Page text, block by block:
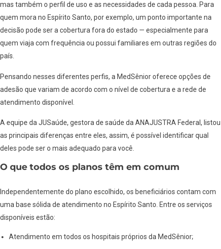
mas também o perfil de uso e as necessidades de cada pessoa. Para
quem mora no Espírito Santo, por exemplo, um ponto importante na
decisão pode ser a cobertura fora do estado — especialmente para
quem viaja com frequência ou possui familiares em outras regiões do
país.
Pensando nesses diferentes perfis, a MedSênior oferece opções de
adesão que variam de acordo com o nível de cobertura e a rede de
atendimento disponível.
A equipe da JUSaúde, gestora de saúde da ANAJUSTRA Federal, listou
as principais diferenças entre eles, assim, é possível identificar qual
deles pode ser o mais adequado para você.
O que todos os planos têm em comum
Independentemente do plano escolhido, os beneficiários contam com
uma base sólida de atendimento no Espírito Santo. Entre os serviços
disponíveis estão:
Atendimento em todos os hospitais próprios da MedSênior;